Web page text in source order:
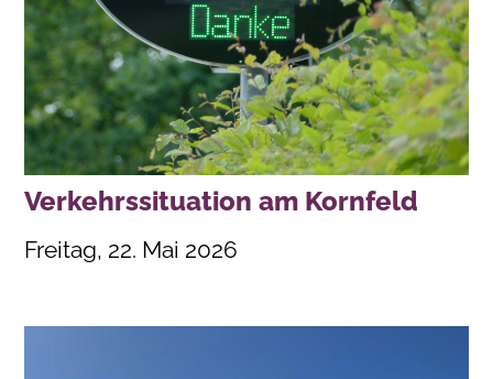
Verkehrssituation am Kornfeld
Freitag, 22. Mai 2026